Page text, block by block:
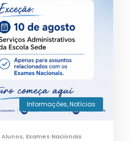
Informações,Notícias
Alunos, Exames Nacionais